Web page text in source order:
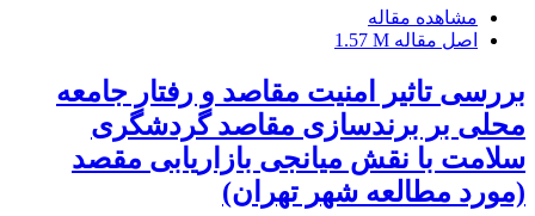
مشاهده مقاله
اصل مقاله 1.57 M
بررسی تاثیر امنیت مقاصد و رفتار جامعه
محلی بر برندسازی مقاصد گردشگری
سلامت با نقش میانجی بازاریابی مقصد
(مورد مطالعه شهر تهران)